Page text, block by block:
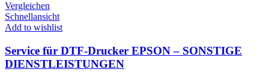
Vergleichen
Schnellansicht
Add to wishlist
Service für DTF-Drucker EPSON – SONSTIGE
DIENSTLEISTUNGEN